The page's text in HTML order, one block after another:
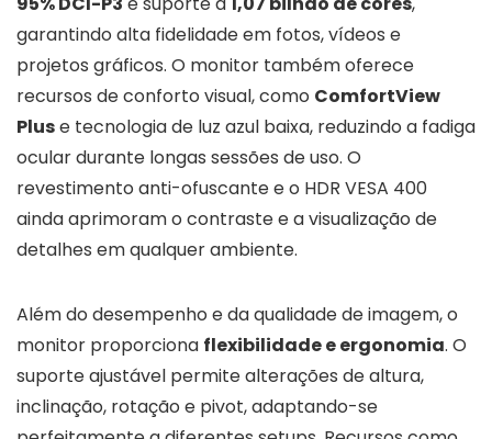
garantindo alta fidelidade em fotos, vídeos e
projetos gráficos. O monitor também oferece
recursos de conforto visual, como ComfortView
Pluse tecnologia de luz azul baixa, reduzindo a fadiga
ocular durante longas sessões de uso. O
revestimento anti-ofuscante e o HDR VESA 400
ainda aprimoram o contraste e a visualização de
detalhes em qualquer ambiente.
Além do desempenho e da qualidade de imagem, o
monitor proporciona flexibilidade e ergonomia. O
suporte ajustável permite alterações de altura,
inclinação, rotação e pivot, adaptando-se